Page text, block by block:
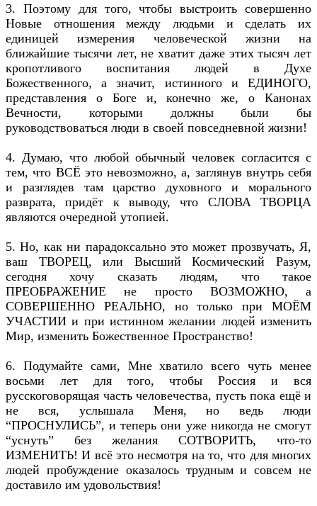
3. Поэтому для того, чтобы выстроить совершенно
Новые отношения между людьми и сделать их
единицей измерения человеческой жизни на
ближайшие тысячи лет, не хватит даже этих тысяч лет
кропотливого воспитания людей в Духе
Божественного, а значит, истинного и ЕДИНОГО,
представления о Боге и, конечно же, о Канонах
Вечности, которыми должны были бы
руководствоваться люди в своей повседневной жизни!
4. Думаю, что любой обычный человек согласится с
тем, что ВСЁ это невозможно, а, заглянув внутрь себя
и разглядев там царство духовного и морального
разврата, придёт к выводу, что СЛОВА ТВОРЦА
являются очередной утопией.
5. Но, как ни парадоксально это может прозвучать, Я,
ваш ТВОРЕЦ, или Высший Космический Разум,
сегодня хочу сказать людям, что такое
ПРЕОБРАЖЕНИЕ не просто ВОЗМОЖНО, а
СОВЕРШЕННО РЕАЛЬНО, но только при МОЁМ
УЧАСТИИ и при истинном желании людей изменить
Мир, изменить Божественное Пространство!
6. Подумайте сами, Мне хватило всего чуть менее
восьми лет для того, чтобы Россия и вся
русскоговорящая часть человечества, пусть пока ещё и
не вся, услышала Меня, но ведь люди
“ПРОСНУЛИСЬ”, и теперь они уже никогда не смогут
“уснуть” без желания СОТВОРИТЬ, что-то
ИЗМЕНИТЬ! И всё это несмотря на то, что для многих
людей пробуждение оказалось трудным и совсем не
доставило им удовольствия!